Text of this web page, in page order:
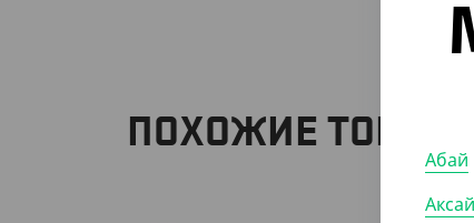
ПОХОЖИЕ ТОВАРЫ
Абай
Аксай